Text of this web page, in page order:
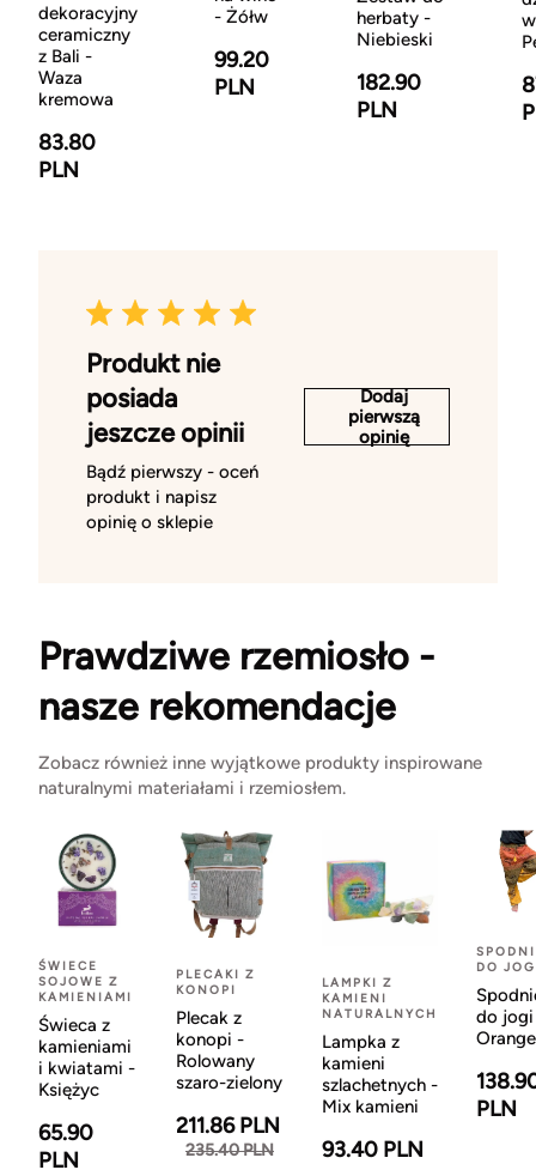
dekoracyjny
ceramiczny
z Bali -
Waza
kremowa
83.80
PLN
- Żółw
99.20
PLN
herbaty -
Niebieski
182.90
PLN
Produkt nie
posiada
jeszcze opinii
Bądź pierwszy - oceń
produkt i napisz
opinię o sklepie
Dodaj
pierwszą
opinię
Prawdziwe rzemiosło -
nasze rekomendacje
Zobacz również inne wyjątkowe produkty inspirowane
naturalnymi materiałami i rzemiosłem.
ŚWIECE
SOJOWE Z
KAMIENIAMI
Świeca z
kamieniami
i kwiatami -
Księżyc
65.90
PLN
PLECAKI Z
KONOPI
Plecak z
konopi -
Rolowany
szaro-zielony
211.86 PLN
235.40 PLN
LAMPKI Z
KAMIENI
NATURALNYCH
Lampka z
kamieni
szlachetnych -
Mix kamieni
93.40 PLN
DO
do
Orange
PLN